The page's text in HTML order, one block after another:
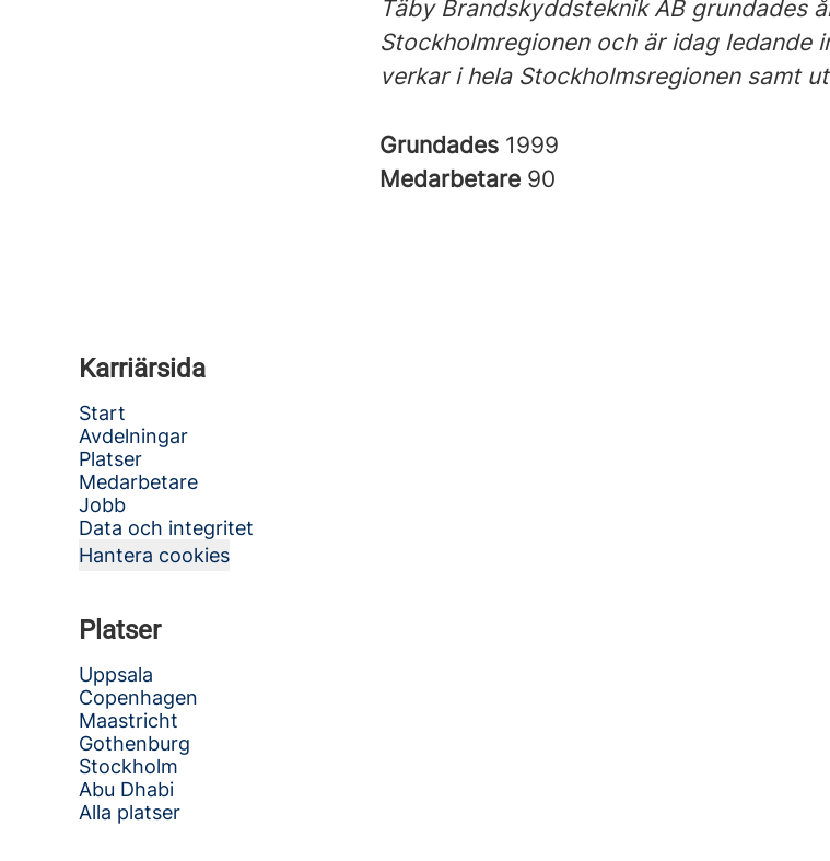
Täby Brandskyddsteknik AB grundades
Stockholmregionen och är idag ledande
verkar i hela Stockholmsregionen samt
Grundades 1999
Medarbetare 90
Karriärsida
Start
Avdelningar
Platser
Medarbetare
Jobb
Data och integritet
Hantera cookies
Platser
Uppsala
Copenhagen
Maastricht
Gothenburg
Stockholm
Abu Dhabi
Alla platser